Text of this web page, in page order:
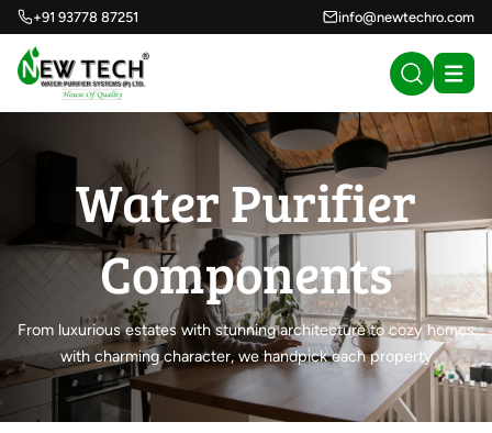
+91 93778 87251 info@newtechro.com
Water Purifier
Components
From luxurious estates with stunning architecture to cozy homes
with charming character, we handpick each property